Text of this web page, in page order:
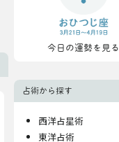
今日の運勢を見る
占術から探す
西洋占星術
東洋占術